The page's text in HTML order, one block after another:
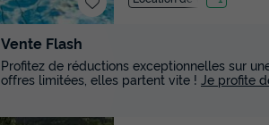
Vente Flash
Profitez de réductions exceptionnelles sur
offres limitées, elles partent vite ! Je profite